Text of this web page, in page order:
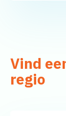
Vind
regio